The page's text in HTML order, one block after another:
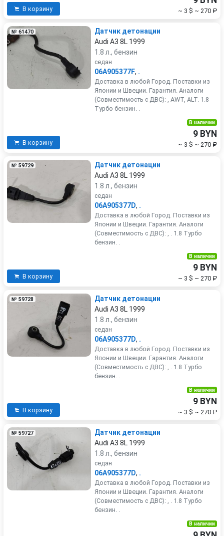
В корзину ~ 3 $ ~ 270 ₽
№ 61470
Датчик детонации
Audi A3 8L 1999
1.8 л., бензин
седан
06A905377F, .
Доставка в любой Город. Поставки из
Японии и Швеции. Гарантия. Аналоги
(Совместимость с ДВС): , AWT, ALT. 1.8
Турбо бензин. .
В корзину
В наличии
9 BYN
~ 3 $ ~ 270 ₽
№ 59729
Датчик детонации
Audi A3 8L 1999
1.8 л., бензин
седан
06A905377D, .
Доставка в любой Город. Поставки из
Японии и Швеции. Гарантия. Аналоги
(Совместимость с ДВС): , . 1.8 Турбо
бензин. .
В корзину
В наличии
9 BYN
~ 3 $ ~ 270 ₽
№ 59728
Датчик детонации
Audi A3 8L 1999
1.8 л., бензин
седан
06A905377D, .
Доставка в любой Город. Поставки из
Японии и Швеции. Гарантия. Аналоги
(Совместимость с ДВС): , . 1.8 Турбо
бензин. .
В корзину
В наличии
9 BYN
~ 3 $ ~ 270 ₽
№ 59727
Датчик детонации
Audi A3 8L 1999
1.8 л., бензин
седан
06A905377D, .
Доставка в любой Город. Поставки из
Японии и Швеции. Гарантия. Аналоги
(Совместимость с ДВС): , . 1.8 Турбо
бензин. .
В наличии